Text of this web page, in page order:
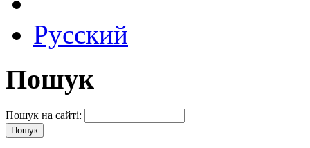
Русский
Пошук
Пошук на сайті: